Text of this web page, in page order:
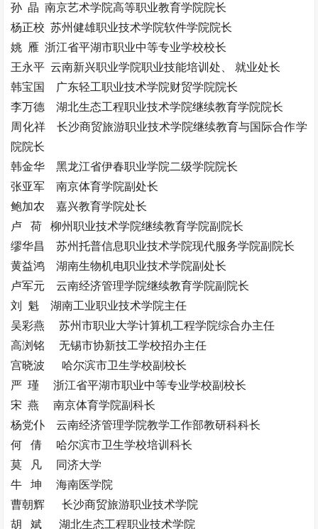
孙 晶 南京艺术学院高等职业教育学院院长
杨正校 苏州健雄职业技术学院软件学院院长
姚 雁 浙江省平湖市职业中等专业学校校长
王永平 云南新兴职业学院职业技能培训处、 就业处长
韩宝国 广东轻工职业技术学院财贸学院院长
李万德 湖北生态工程职业技术学院继续教育学院院长
周化祥 长沙商贸旅游职业技术学院继续教育与国际合作学
院院长
韩金华 黑龙江省伊春职业学院二级学院院长
张亚军 南京体育学院副处长
鲍加农 嘉兴教育学院处长
卢 荷 柳州职业技术学院继续教育学院副院长
缪华昌 苏州托普信息职业技术学院现代服务学院副院长
黄益鸿 湖南生物机电职业技术学院副处长
卢军元 云南经济管理学院继续教育学院副院长
刘 魁 湖南工业职业技术学院主任
吴彩燕 苏州市职业大学计算机工程学院综合办主任
高浏铭 无锡市协新技工学校招办主任
宫晓波 哈尔滨市卫生学校副校长
严 瑾 浙江省平湖市职业中等专业学校副校长
宋 燕 南京体育学院副科长
杨党仆 云南经济管理学院教学工作部教研科科长
何 倩 哈尔滨市卫生学校培训科长
莫 凡 同济大学
牛 坤 海南医学院
曹朝辉 长沙商贸旅游职业技术学院
胡 斌 湖北生态工程职业技术学院